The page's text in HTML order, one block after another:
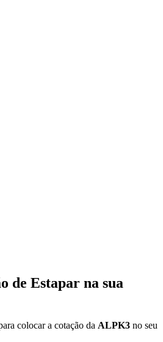
de Estapar na sua
colocar a cotação da ALPK3 no seu